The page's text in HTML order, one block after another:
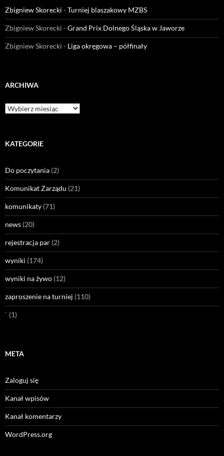
Zbigniew Skorecki -Turniej blaszakowy MZBS
Zbigniew Skorecki -Grand Prix Dolnego Śląska w Jaworze
Zbigniew Skorecki - Liga okręgowa – półfinały
ARCHIWA
KATEGORIE
Do poczytania (2)
Komunikat Zarządu (21)
komunikaty (71)
news (20)
rejestracja par (2)
wyniki (174)
wyniki na żywo (12)
zaproszenie na turniej (110)
˙ (1)
META
Zaloguj się
Kanał wpisów
Kanał komentarzy
WordPress.org